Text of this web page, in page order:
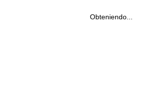
Obteniendo...